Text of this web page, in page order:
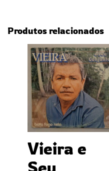
Produtos relacionados
Vieira e